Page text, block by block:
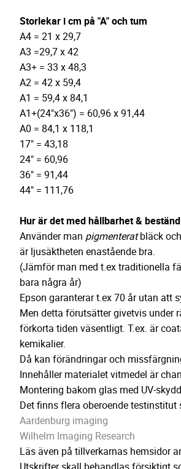
Storlekar i cm på "A" och tum
A4 = 21 x 29,7
A3 =29,7 x 42
A3+ = 33 x 48,3
A2 = 42 x 59,4
A1 = 59,4 x 84,1
A1+(24"x36") = 60,96 x 91,44
A0 = 84,1 x 118,1
17" = 43,18
24" = 60,96
36" = 91,44
44" = 111,76
Hur är det med hållbarhet &
Använder man pigmenteratbläck
är ljusäktheten enastående bra.
(Jämför man med t.ex traditionella
bara några år)
Epson garanterar t.ex 70 år utan att
Men detta förutsätter givetvis under
förkorta tiden väsentligt. T.ex. är
kemikalier.
Då kan förändringar och
Innehåller materialet vitmedel är
Montering bakom glas med UV-
Det finns flera oberoende
Aardenburg imaging
Wilhelm Imaging Research
Läs även på tillverkarnas hemsidor